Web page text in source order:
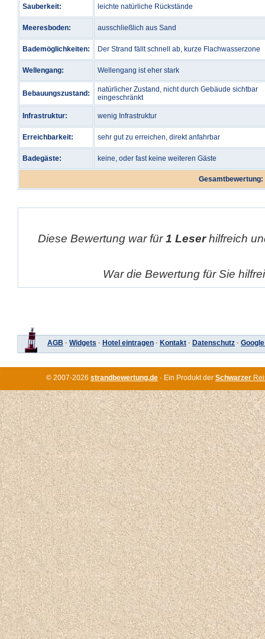
Sauberkeit: leichte natürliche Rückstände
Meeresboden: ausschließlich aus Sand
Bademöglichkeiten: Der Strand fällt schnell ab, kurze Flachwasserzone
Wellengang: Wellengang ist eher stark
Bebauungszustand:
natürlicher Zustand, nicht durch Gebäude sichtbar
eingeschränkt
Infrastruktur: wenig Infrastruktur
Erreichbarkeit: sehr gut zu erreichen, direkt anfahrbar
Badegäste: keine, oder fast keine weiteren Gäste
Gesamtbewertung:
Diese Bewertung war für1 Leserhilfreich
War die Bewertung für Sie
AGB · Widgets · Hotel eintragen · Kontakt · Datenschutz ·
© 2007-2026 strandbewertung.de · Ein Produkt der Schwarzer